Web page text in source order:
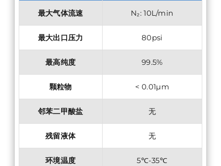
最大气体流速 N₂: 10L/min
最大出口压力 80psi
最高纯度 99.5%
颗粒物 < 0.01µm
邻苯二甲酸盐 无
残留液体 无
环境温度 5℃-35℃